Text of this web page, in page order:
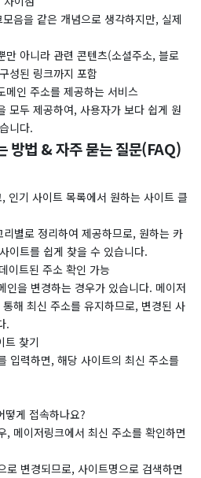
음을 같은 개념으로 생각하지만, 실제
만 아니라 관련 콘텐츠(소셜주소, 블로
성된 링크까지 포함
메인 주소를 제공하는 서비스
모두 제공하여, 사용자가 보다 쉽게 원
니다.
방법 & 자주 묻는 질문(FAQ)
인기 사이트 목록에서 원하는 사이트 클
별로 정리하여 제공하므로, 원하는 카
이트를 쉽게 찾을 수 있습니다.
이트된 주소 확인 가능
인을 변경하는 경우가 있습니다. 메이저
해 최신 주소를 유지하므로, 변경된 사
.
트 찾기
입력하면, 해당 사이트의 최신 주소를
떻게 접속하나요?
, 메이저링크에서 최신 주소를 확인하면
로 변경되므로, 사이트명으로 검색하면